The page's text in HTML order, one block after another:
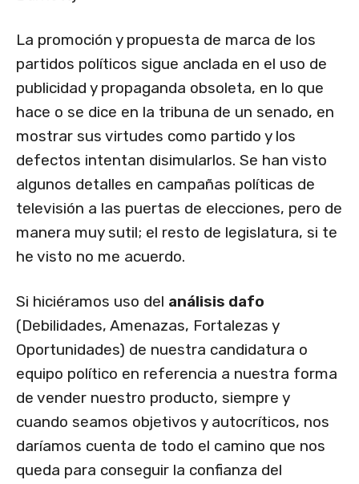
La promoción y propuesta de marca de los
partidos políticos sigue anclada en el uso de
publicidad y propaganda obsoleta, en lo que
hace o se dice en la tribuna de un senado, en
mostrar sus virtudes como partido y los
defectos intentan disimularlos. Se han visto
algunos detalles en campañas políticas de
televisión a las puertas de elecciones, pero de
manera muy sutil; el resto de legislatura, si te
he visto no me acuerdo.
Si hiciéramos uso del análisis dafo
(Debilidades, Amenazas, Fortalezas y
Oportunidades) de nuestra candidatura o
equipo político en referencia a nuestra forma
de vender nuestro producto, siempre y
cuando seamos objetivos y autocríticos, nos
daríamos cuenta de todo el camino que nos
queda para conseguir la confianza del